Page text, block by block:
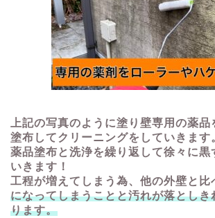
上記の写真のように塗り壁専用の薬
塗布してクリーニングをしていきます
薬品塗布と洗浄を繰り返して徐々に黒
いきます！
工程が増えてしまう為、他の外壁と比
になってしまうことと汚れが落としき
ります。